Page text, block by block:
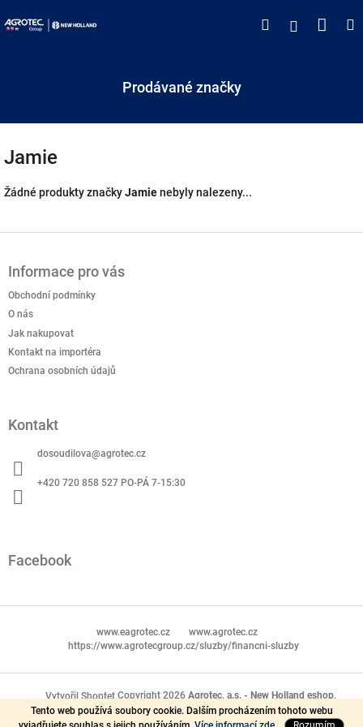
Tento web používá soubory cookie. Dalším procházením tohoto webu
na
HledatPřihlášení
Prodávané značky
Jamie
Žádné produkty značkyJamienebyly nalezeny...
Informace pro vás
Obchodní podmínky
O nás
Jak nakupovat
Kontakt na importéra
Ochrana osobních údajů
Kontakt
dosoudilova@agrotec.cz
+420 720 858 527 PO-PÁ 7-15:30
Facebook
www.eagrotec.cz
www.agrotec.cz
https://www.agrotecgroup.cz/sluzby/financni-sluzby
Vytvořil Shoptet Copyright 2026Agrotec, a.s. - New Holland eshop.
Všechna práva vyhrazena.